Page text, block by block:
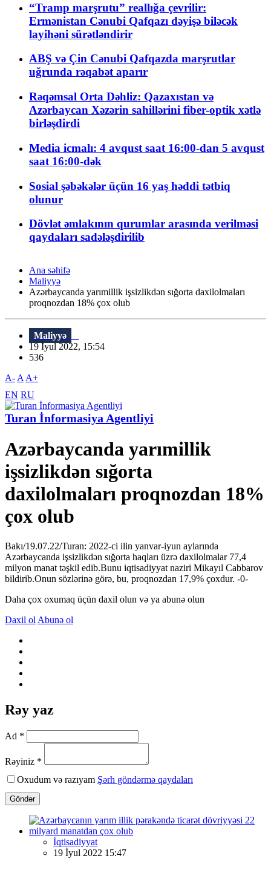
“Tramp marşrutu” reallığa çevrilir:
Ermənistan Cənubi Qafqazı dəyişə biləcək
layihəni sürətləndirir
ABŞ və Çin Cənubi Qafqazda marşrutlar
uğrunda rəqabət aparır
Rəqəmsal Orta Dəhliz: Qazaxıstan və
Azərbaycan Xəzərin sahillərini fiber-optik xətlə
birləşdirdi
Media icmalı: 4 avqust saat 16:00-dan 5 avqust
saat 16:00-dək
Sosial şəbəkələr üçün 16 yaş həddi tətbiq
olunur
Dövlət əmlakının qurumlar arasında verilməsi
qaydaları sadələşdirilib
Ana səhifə
Maliyyə
Azərbaycanda yarımillik işsizlikdən sığorta daxilolmaları
proqnozdan 18% çox olub
Maliyyə
19 İyul 2022, 15:54
536
A- A A+
EN RU
Turan İnformasiya Agentliyi
Azərbaycanda yarımillik
işsizlikdən sığorta
daxilolmaları proqnozdan 18%
çox olub
Bakı/19.07.22/Turan: 2022-ci ilin yanvar-iyun aylarında
Azərbaycanda işsizlikdən sığorta haqları üzrə daxilolmalar 77,4
milyon manat təşkil edib.Bunu iqtisadiyyat naziri Mikayıl Cabbarov
bildirib.Onun sözlərinə görə, bu, proqnozdan 17,9% çoxdur. -0-
Daha çox oxumaq üçün daxil olun və ya abunə olun
Daxil ol Abunə ol
Rəy yaz
Ad *
Rəyiniz *
Oxudum və razıyam Şərh göndərmə qaydaları
Göndər
İqtisadiyyat
19 İyul 2022 15:47